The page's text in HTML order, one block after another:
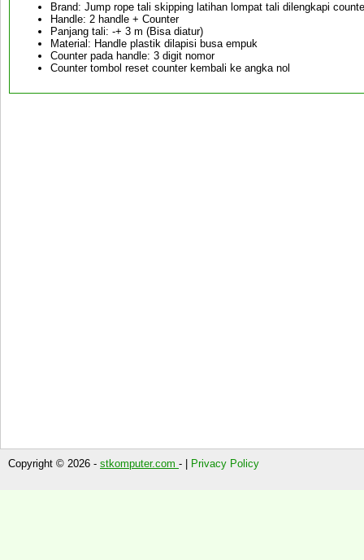
Brand: Jump rope tali skipping latihan lompat tali dilengkapi
Handle: 2 handle + Counter
Panjang tali: -+ 3 m (Bisa diatur)
Material: Handle plastik dilapisi busa empuk
Counter pada handle: 3 digit nomor
Counter tombol reset counter kembali ke angka nol
Copyright © 2026 - stkomputer.com - | Privacy Policy